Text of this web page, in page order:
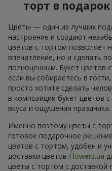
торт в
Цветы — один из лучших
настроение и создают
цветов с тортом позволяет
впечатление, но и сделать
полноценным. Букет
если вы собираетесь в
просто хотите сделать
в композиции букет цветов
вкуса и ощущения праздника.
Именно поэтому цветы с
готовое подарочное
цветов с тортом, удобен и
доставки цветов Flowers.ua
цветы с тортом с доставкой